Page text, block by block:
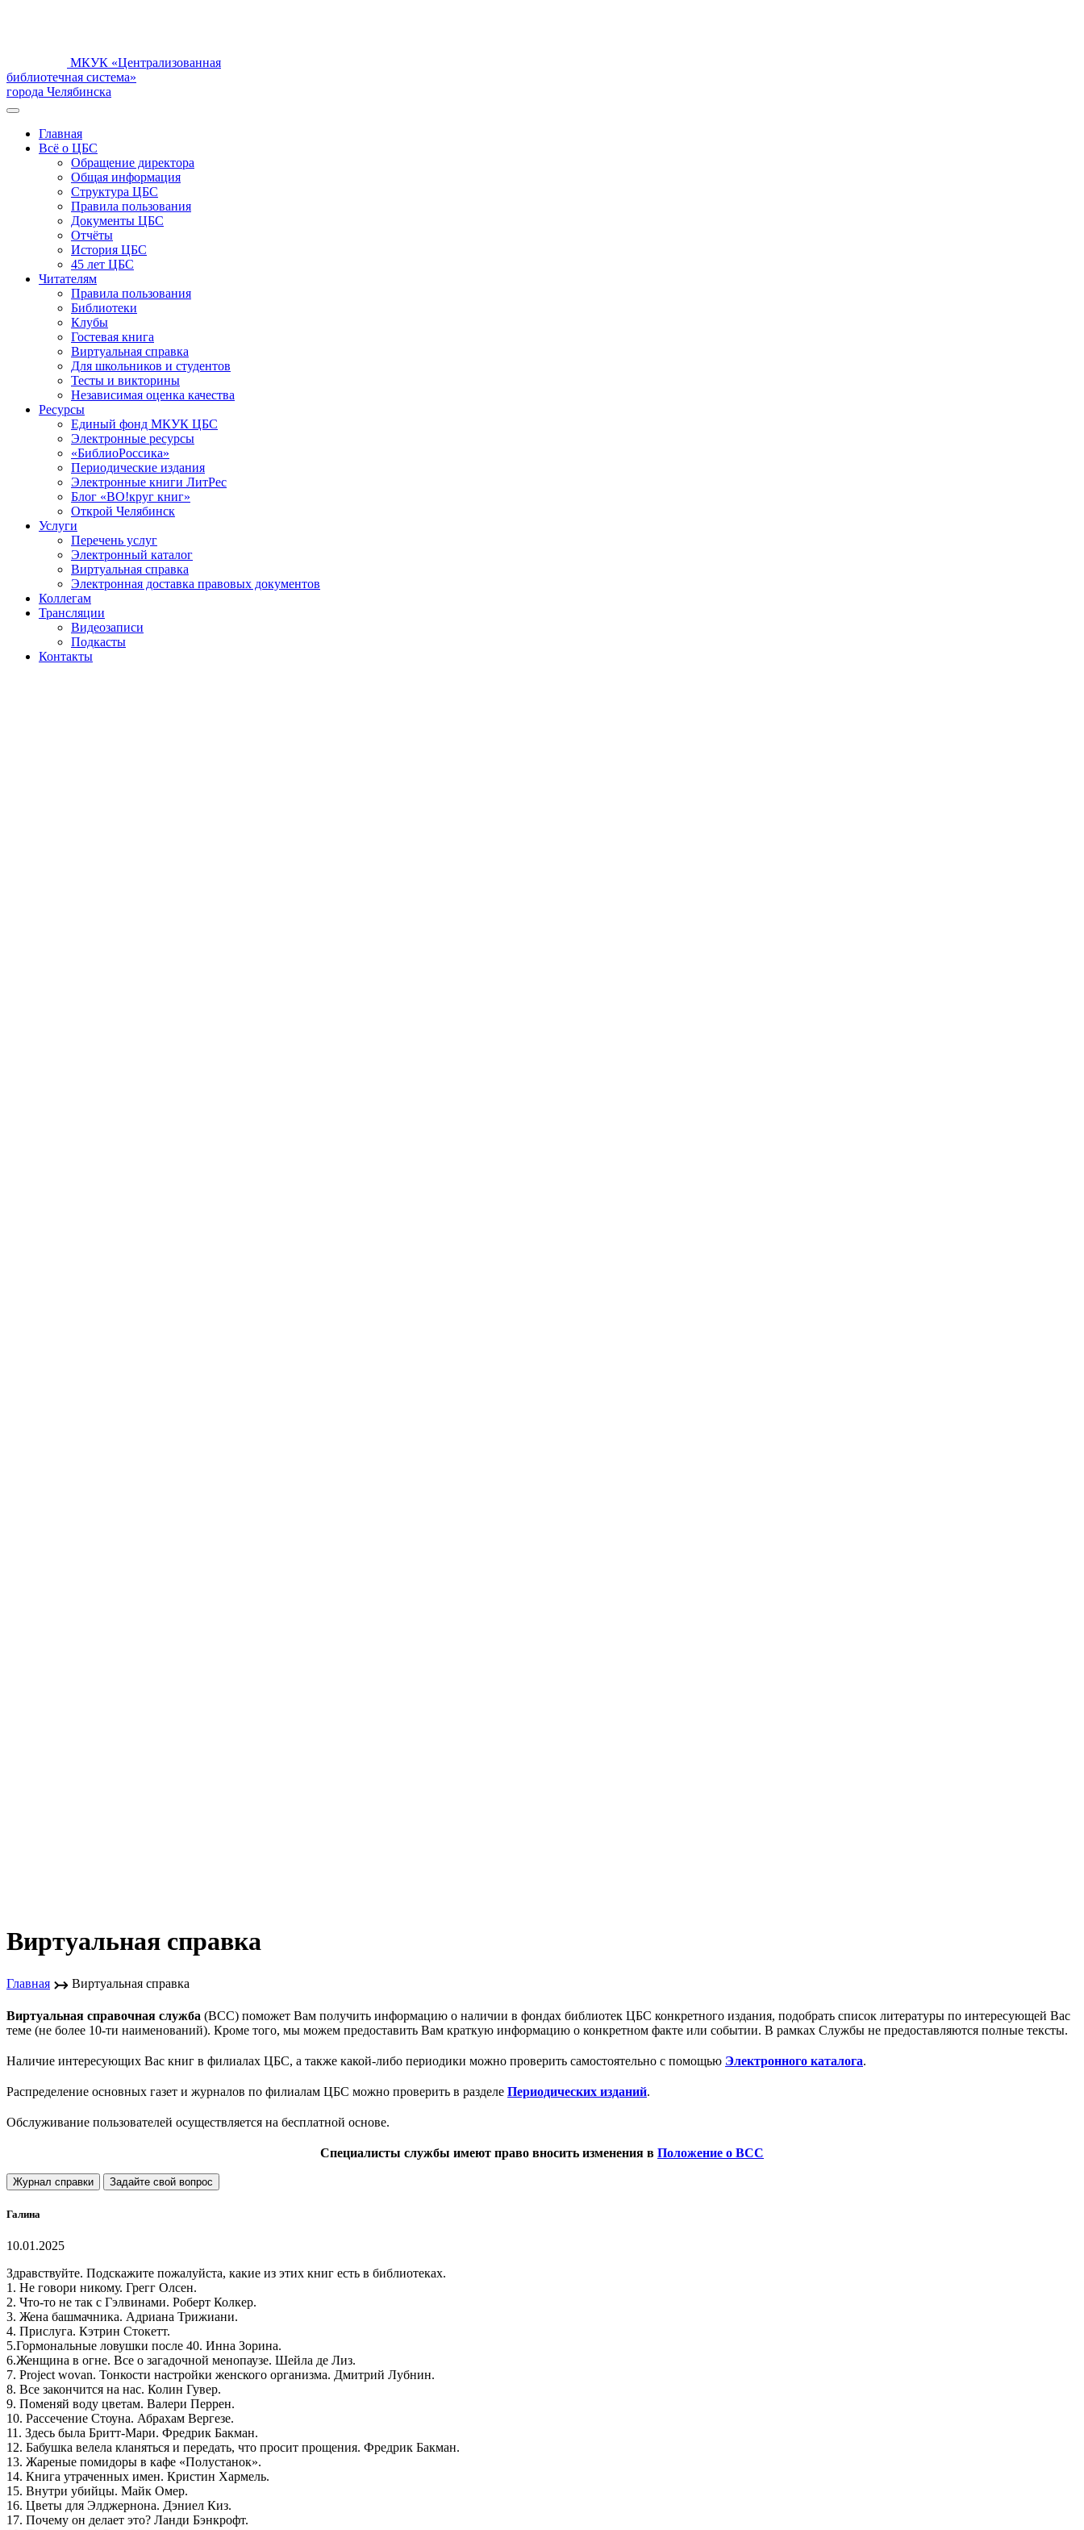
МКУК «Централизованная
библиотечная система»
города Челябинска
Главная
Всё о ЦБС
Обращение директора
Общая информация
Структура ЦБС
Правила пользования
Документы ЦБС
Отчёты
История ЦБС
45 лет ЦБС
Читателям
Правила пользования
Библиотеки
Клубы
Гостевая книга
Виртуальная справка
Для школьников и студентов
Тесты и викторины
Независимая оценка качества
Ресурсы
Единый фонд МКУК ЦБС
Электронные ресурсы
«БиблиоРоссика»
Периодические издания
Электронные книги ЛитРес
Блог «ВО!круг книг»
Открой Челябинск
Услуги
Перечень услуг
Электронный каталог
Виртуальная справка
Электронная доставка правовых документов
Коллегам
Трансляции
Видеозаписи
Подкасты
Контакты
Виртуальная справка
Главная ↣ Виртуальная справка
Виртуальная справочная служба (ВСС) поможет Вам получить информацию о наличии в фондах библиотек ЦБС конкретного издания, подобрать список литературы по интересующей Вас
теме (не более 10-ти наименований). Кроме того, мы можем предоставить Вам краткую информацию о конкретном факте или событии. В рамках Службы не предоставляются полные тексты.
Наличие интересующих Вас книг в филиалах ЦБС, а также какой-либо периодики можно проверить самостоятельно с помощью Электронного каталога.
Распределение основных газет и журналов по филиалам ЦБС можно проверить в разделе Периодических изданий.
Обслуживание пользователей осуществляется на бесплатной основе.
Специалисты службы имеют право вносить изменения в Положение о ВCC
Журнал справки Задайте свой вопрос
Галина
10.01.2025
Здравствуйте. Подскажите пожалуйста, какие из этих книг есть в библиотеках.
1. Не говори никому. Грегг Олсен.
2. Что-то не так с Гэлвинами. Роберт Колкер.
3. Жена башмачника. Адриана Трижиани.
4. Прислуга. Кэтрин Стокетт.
5.Гормональные ловушки после 40. Инна Зорина.
6.Женщина в огне. Все о загадочной менопаузе. Шейла де Лиз.
7. Project wovan. Тонкости настройки женского организма. Дмитрий Лубнин.
8. Все закончится на нас. Колин Гувер.
9. Поменяй воду цветам. Валери Перрен.
10. Рассечение Стоуна. Абрахам Вергезе.
11. Здесь была Бритт-Мари. Фредрик Бакман.
12. Бабушка велела кланяться и передать, что просит прощения. Фредрик Бакман.
13. Жареные помидоры в кафе «Полустанок».
14. Книга утраченных имен. Кристин Хармель.
15. Внутри убийцы. Майк Омер.
16. Цветы для Элджернона. Дэниел Киз.
17. Почему он делает это? Ланди Бэнкрофт.